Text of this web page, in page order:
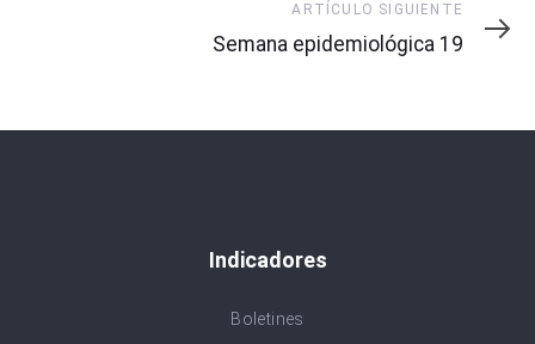
Siguiente
ARTÍCULO SIGUIENTE
Semana epidemiológica 19
Indicadores
Boletines